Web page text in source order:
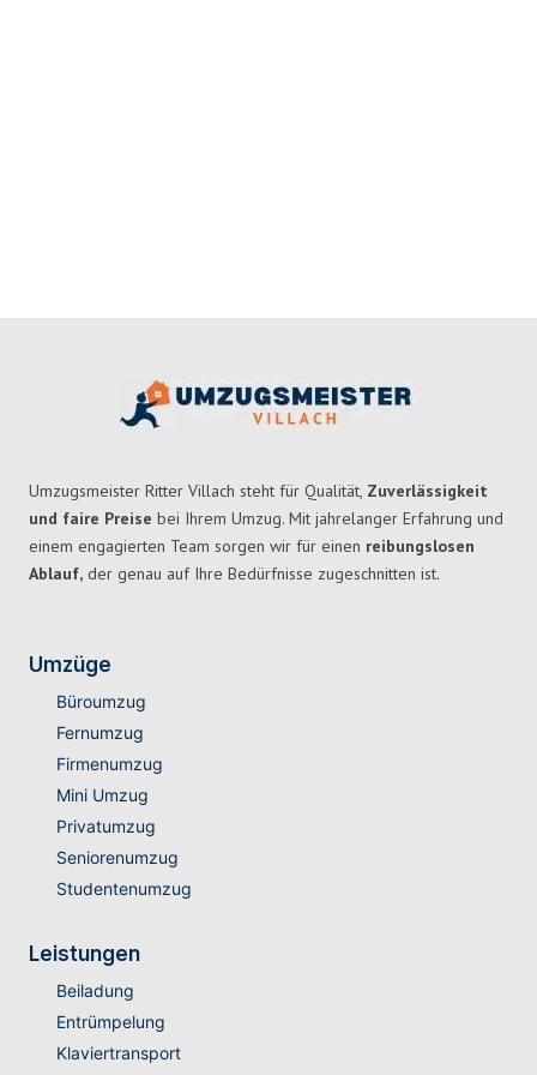
Umzugsmeister Ritter Villach steht für Qualität, Zuverlässigkeit
und faire Preise bei Ihrem Umzug. Mit jahrelanger Erfahrung und
einem engagierten Team sorgen wir für einen reibungslosen
Ablauf, der genau auf Ihre Bedürfnisse zugeschnitten ist.
Umzüge
Büroumzug
Fernumzug
Firmenumzug
Mini Umzug
Privatumzug
Seniorenumzug
Studentenumzug
Leistungen
Beiladung
Entrümpelung
Klaviertransport